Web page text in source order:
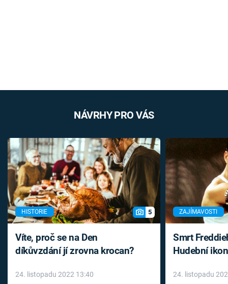
NÁVRHY PRO VÁS
HISTORIE 5
Víte, proč se na Den
díkůvzdání jí zrovna krocan?
24. listopadu 2022 13:40
ZAJÍMAVOSTI
Smrt
Hudební
léky
24. listopadu